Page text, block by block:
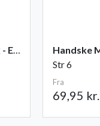
Handske MaxiFlex - Elite
Str 6
Fra
69,95 kr.